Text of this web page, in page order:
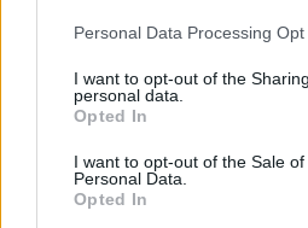
Personal Data Processing
I want to opt-out of the
personal data.
Opted In
I want to opt-out of the Sale of
Personal Data.
Opted In
da Bruxelles il 29 marzo
pubblica amministrazione al
un master in filosofia e